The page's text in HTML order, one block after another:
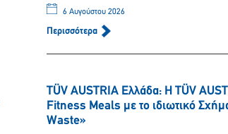
6 Αυγούστου 2026
Περισσότερα
TÜV AUSTRIA Ελλάδα: Η TÜV
Fitness Meals με το ιδιωτικό
Waste»